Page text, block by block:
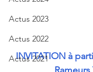
Actus 2023
Actus 2022
Actus 2021
INVITATION à